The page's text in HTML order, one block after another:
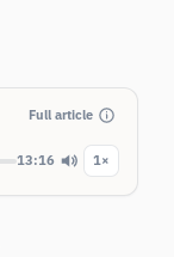
Full article
13:16 1×